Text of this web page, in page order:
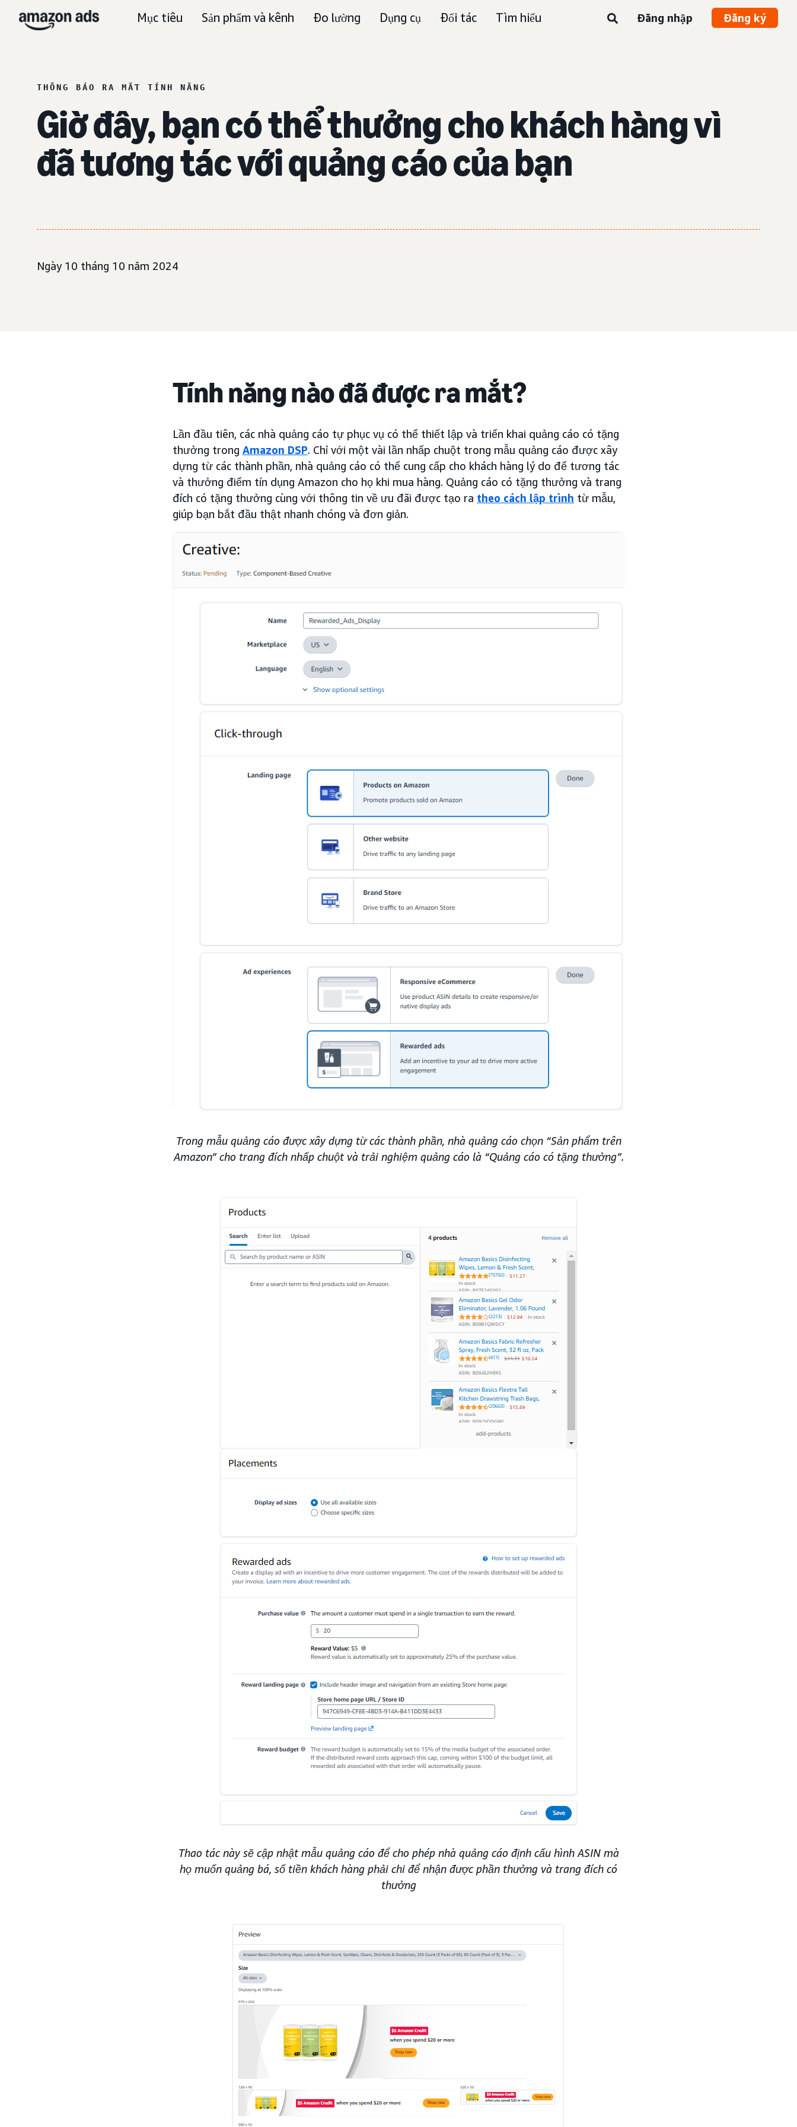
Mục tiêu Sản phẩm và kênh Đo lường Dụng cụ Đối tác Tìm hiểu Đăng nhập Đăng ký
THÔNG BÁO RA MẮT TÍNH NĂNG
Giờ đây, bạn có thể thưởng cho khách hàng vì
đã tương tác với quảng cáo của bạn
Ngày 10 tháng 10 năm 2024
Tính năng nào đã được ra mắt?
Lần đầu tiên, các nhà quảng cáo tự phục vụ có thể thiết lập và triển khai quảng cáo có tặng
thưởng trong Amazon DSP. Chỉ với một vài lần nhấp chuột trong mẫu quảng cáo được xây
dựng từ các thành phần, nhà quảng cáo có thể cung cấp cho khách hàng lý do để tương tác
và thưởng điểm tín dụng Amazon cho họ khi mua hàng. Quảng cáo có tặng thưởng và trang
đích có tặng thưởng cùng với thông tin về ưu đãi được tạo ra theo cách lập trình từ mẫu,
giúp bạn bắt đầu thật nhanh chóng và đơn giản.
Trong mẫu quảng cáo được xây dựng từ các thành phần, nhà quảng cáo chọn “Sản phẩm trên
Amazon” cho trang đích nhấp chuột và trải nghiệm quảng cáo là “Quảng cáo có tặng thưởng”.
Thao tác này sẽ cập nhật mẫu quảng cáo để cho phép nhà quảng cáo định cấu hình ASIN mà
họ muốn quảng bá, số tiền khách hàng phải chi để nhận được phần thưởng và trang đích có
thưởng